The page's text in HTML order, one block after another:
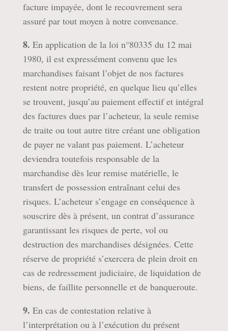
facture impayée, dont le recouvrement sera
assuré par tout moyen à notre convenance.
8. En application de la loi n°80335 du 12 mai
1980, il est expressément convenu que les
marchandises faisant l’objet de nos factures
restent notre propriété, en quelque lieu qu’elles
se trouvent, jusqu’au paiement effectif et intégral
des factures dues par l’acheteur, la seule remise
de traite ou tout autre titre créant une obligation
de payer ne valant pas paiement. L’acheteur
deviendra toutefois responsable de la
marchandise dès leur remise matérielle, le
transfert de possession entraînant celui des
risques. L’acheteur s’engage en conséquence à
souscrire dès à présent, un contrat d’assurance
garantissant les risques de perte, vol ou
destruction des marchandises désignées. Cette
réserve de propriété s’exercera de plein droit en
cas de redressement judiciaire, de liquidation de
biens, de faillite personnelle et de banqueroute.
9. En cas de contestation relative à
l’interprétation ou à l’exécution du présent